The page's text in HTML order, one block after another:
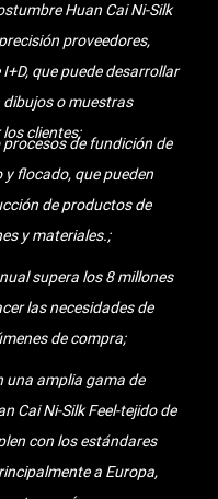
con los clientes de
sus opiniones y les
que la alta calidad
de alta precisión son
a tiempo, con
cada problema, sin importar
su idioma y
eso hemos podido
años con clientes de más
principio corporativo de
con la integridad como
una industria de producción
Huan Cai Ni-Silk
proveedores,
que puede desarrollar
o muestras
clientes;
de fundición de
flocado, que pueden
de productos de
y materiales.;
supera los 8 millones
las necesidades de
de compra;
una amplia gama de
Cai Ni-Silk Feel-tejido de
con los estándares
a Europa,